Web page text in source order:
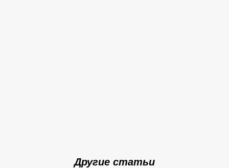
Другие статьи